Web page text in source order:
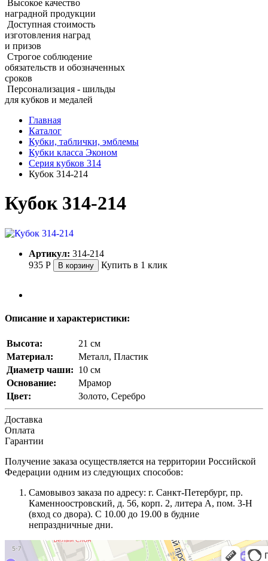
Высокое качество
наградной продукции
Доступная стоимость
изготовления наград
и призов
Строгое соблюдение
обязательств и обозначенных
сроков
Персонализация - шильды
для кубков и медалей
Главная
Каталог
Кубки, таблички, эмблемы
Кубки класса Эконом
Серия кубков 314
Кубок 314‑214
Кубок 314‑214
Артикул: 314-214
935 Р В корзину Купить в 1 клик
Описание и характеристики:
Высота:
21 см
Материал:
Металл, Пластик
Диаметр чаши: 10 см
Основание:
Мрамор
Цвет:
Золото, Серебро
Доставка
Оплата
Гарантии
Получение заказа осуществляется на территории Российской
Федерации одним из следующих способов:
Самовывоз заказа по адресу: г. Санкт-Петербург, пр.
Каменноостровский, д. 56, корп. 2, литера А, пом. 3-Н
(вход со двора). С 10.00 до 19.00 в будние
непраздничные дни.